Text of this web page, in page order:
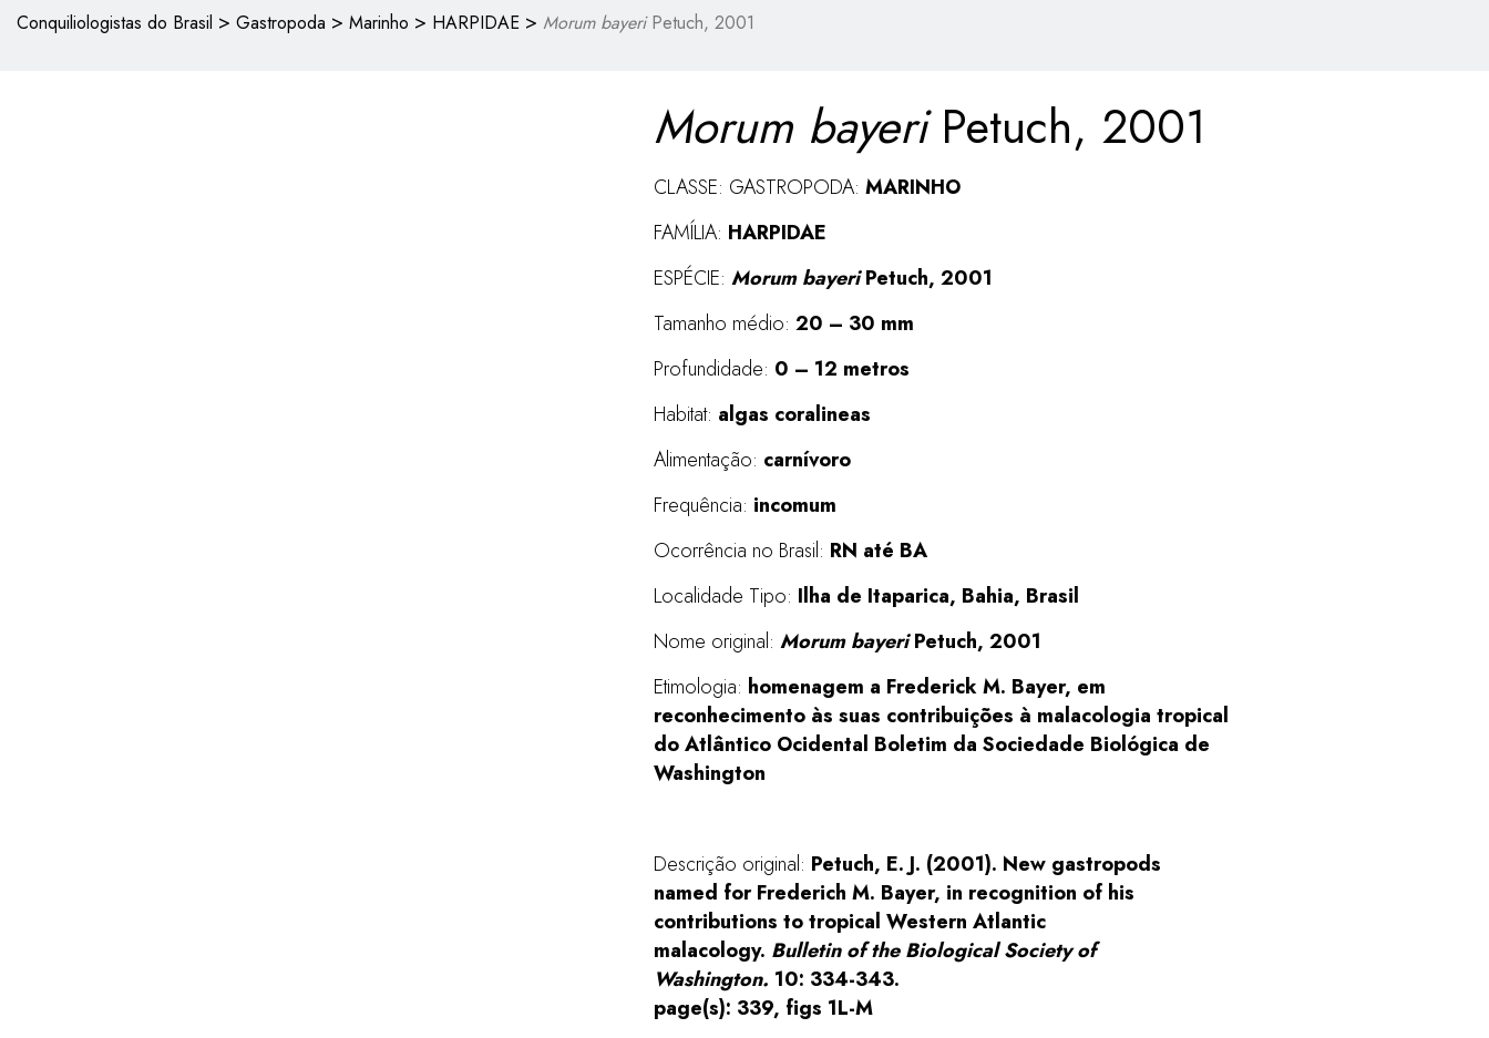
Conquiliologistas do Brasil > Gastropoda > Marinho > HARPIDAE > Morum bayeriPetuch, 2001
Morum bayeriPetuch, 2001
CLASSE: GASTROPODA: MARINHO
FAMÍLIA: HARPIDAE
ESPÉCIE: Morum bayeriPetuch, 2001
Tamanho médio: 20 – 30 mm
Profundidade: 0 – 12 metros
Habitat: algas coralineas
Alimentação: carnívoro
Frequência: incomum
Ocorrência no Brasil: RN até BA
Localidade Tipo: Ilha de Itaparica, Bahia, Brasil
Nome original: Morum bayeriPetuch, 2001
Etimologia: homenagem a Frederick M. Bayer, em
reconhecimento às suas contribuições à malacologia tropical
do Atlântico Ocidental Boletim da Sociedade Biológica de
Washington
Descrição original: Petuch, E. J. (2001). New gastropods
named for Frederich M. Bayer, in recognition of his
contributions to tropical Western Atlantic
malacology. Bulletin of the Biological Society of
Washington. 10: 334-343.
page(s): 339, figs 1L-M